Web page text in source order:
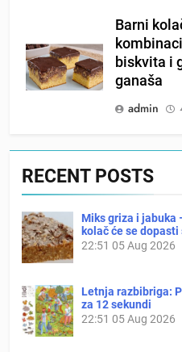
Barni
biskvita i
ganaša
admin
RECENT POSTS
Miks griza i jabuka
kolač će se dopasti
22:51 05 Aug 2026
Letnja razbibriga:
za 12 sekundi
22:51 05 Aug 2026